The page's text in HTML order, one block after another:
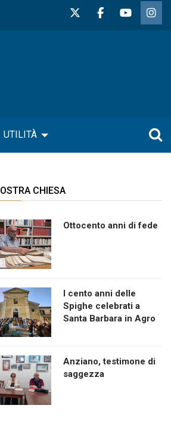
UTILITÀ
CHIESA
Ottocento anni di fede
I cento anni delle
Spighe celebrati a
Santa Barbara in Agro
Anziano, testimone di
saggezza